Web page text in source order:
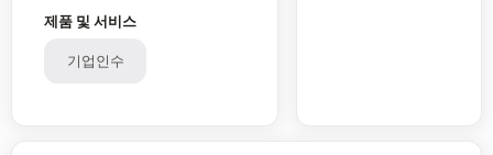
제품 및 서비스
기업인수